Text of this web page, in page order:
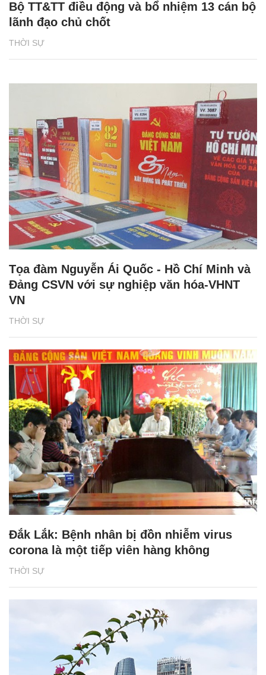
THỜI SỰ
Bộ TT&TT điều động và bổ nhiệm 13 cán bộ
lãnh đạo chủ chốt
THỜI SỰ
Tọa đàm Nguyễn Ái Quốc - Hồ Chí Minh và
Đảng CSVN với sự nghiệp văn hóa-VHNT
VN
THỜI SỰ
Đắk Lắk: Bệnh nhân bị đồn nhiễm virus
corona là một tiếp viên hàng không